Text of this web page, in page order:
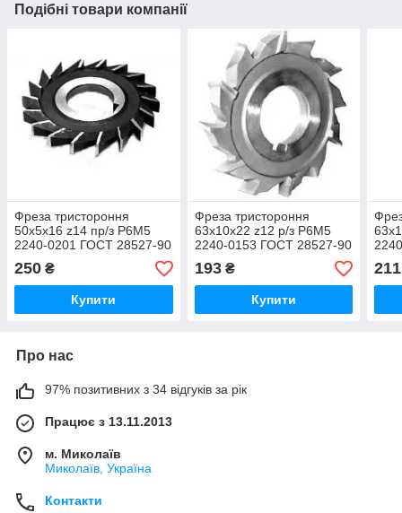
Подібні товари компанії
Фреза тристороння
50х5х16 z14 пр/з Р6М5
2240-0201 ГОСТ 28527-90
(ВІЗ)
250 ₴
Купити
Фреза тристороння
63х10х22 z12 р/з Р6М5
2240-0153 ГОСТ 28527-90
(ВІЗ)
193₴
Купити
(ВІЗ)
211
Про нас
97% позитивних з 34 відгуків за рік
Працює з 13.11.2013
м. Миколаїв
Миколаїв, Україна
Контакти